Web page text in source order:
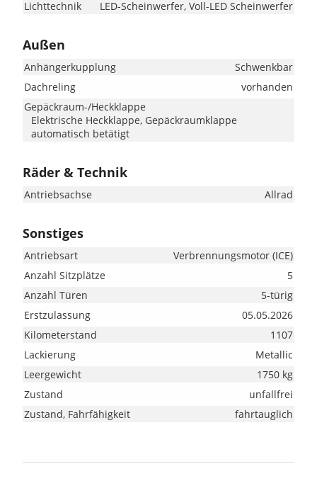
Lichttechnik LED-Scheinwerfer, Voll-LED Scheinwerfer
Außen
Anhängerkupplung
Schwenkbar
Dachreling
vorhanden
Gepäckraum-/Heckklappe
Elektrische Heckklappe, Gepäckraumklappe
automatisch betätigt
Räder & Technik
Antriebsachse Allrad
Sonstiges
Antriebsart
Verbrennungsmotor (ICE)
Anzahl Sitzplätze
5
Anzahl Türen
5-türig
Erstzulassung
05.05.2026
Kilometerstand
1107
Lackierung
Metallic
Leergewicht
1750 kg
Zustand
unfallfrei
Zustand, Fahrfähigkeit
fahrtauglich